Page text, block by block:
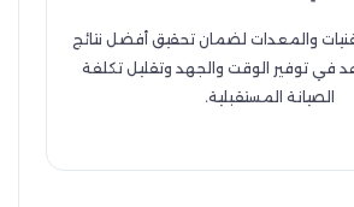
والمعدات لضمان تحقيق أفضل نتائج
في توفير الوقت والجهد وتقليل تكلفة
الصيانة المستقبلية.